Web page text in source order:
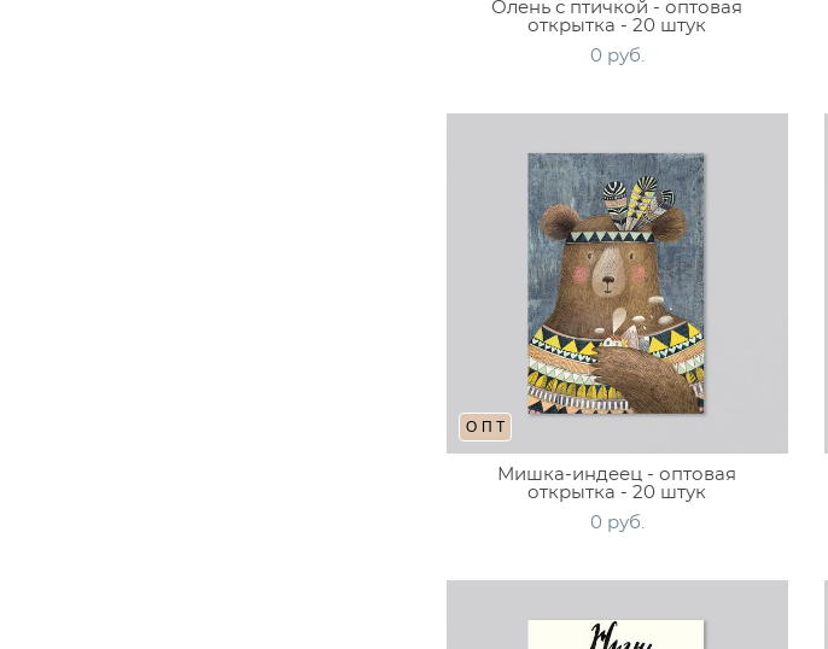
Олень с птичкой - оптовая
открытка - 20 штук
0 pуб.
ОПТ
Мишка-индеец - оптовая
открытка - 20 штук
0 pуб.